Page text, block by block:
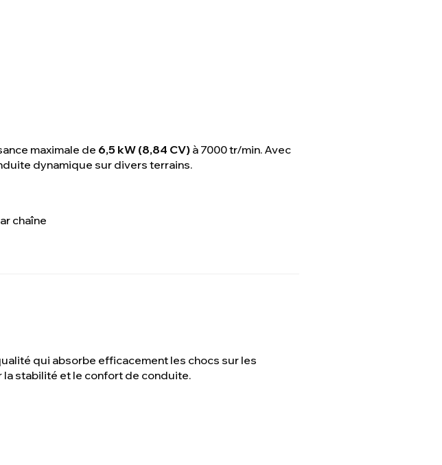
maximale de 6,5 kW (8,84 CV) à 7000 tr/min. Avec
dynamique sur divers terrains.
chaîne
qui absorbe efficacement les chocs sur les
stabilité et le confort de conduite.